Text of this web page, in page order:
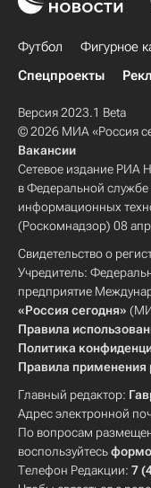
Футбол Фигурное
Спецпроекты
Версия 2023.1 Beta
© 2026 МИА «Россия
Вакансии
Сетевое издание РИА
в Федеральной службе
информационных
(Роскомнадзор) 08
Свидетельство о
Учредитель:
предприятие
«Россия сегодня»
Правила
Политика
Правила применения
Главный редактор:
Адрес электронной
По вопросам
воспользуйтесь
Телефон Редакции: 7